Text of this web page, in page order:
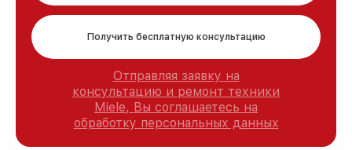
Получить бесплатную консультацию
Отправляя заявку на
консультацию и ремонт техники
Miele, Вы соглашаетесь на
обработку персональных данных